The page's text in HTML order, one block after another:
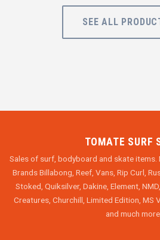
SEE ALL
TOMATE SURF
Sales of surf, bodyboard and skate items.
Brands Billabong, Reef, Vans, Rip Curl,
Stoked, Quiksilver, Dakine, Element,
Creatures, Churchill, Limited Edition, MS
and much